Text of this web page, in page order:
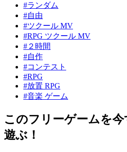
#ランダム
#自由
#ツクール MV
#RPG ツクール MV
#２時間
#自作
#コンテスト
#RPG
#放置 RPG
#音楽 ゲーム
このフリーゲームを
遊ぶ！